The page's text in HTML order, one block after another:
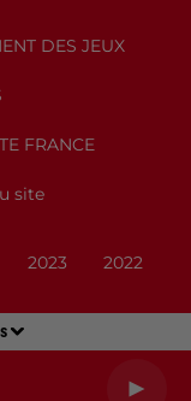
DES JEUX
FRANCE
site
2023 2022